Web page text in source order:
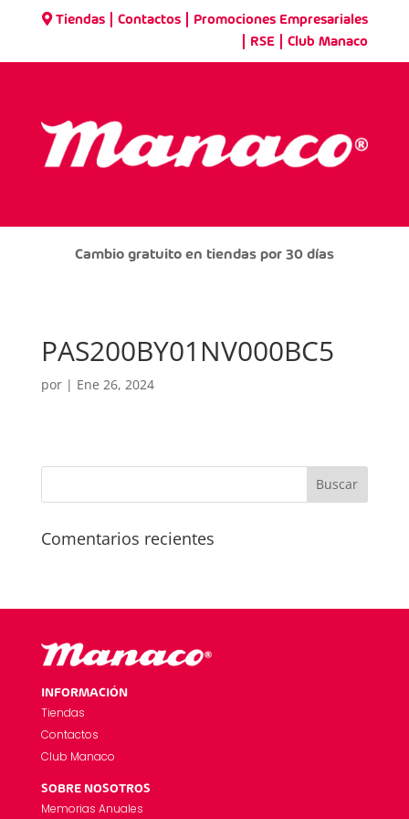
Tiendas |Contactos Promociones Empresariales
RSE |Club Manaco
Cambio gratuito en tiendas por 30 días
PAS200BY01NV000BC5
por | Ene 26, 2024
Comentarios recientes
INFORMACIÓN
Tiendas
Contactos
Club Manaco
SOBRE NOSOTROS
Memorias Anuales